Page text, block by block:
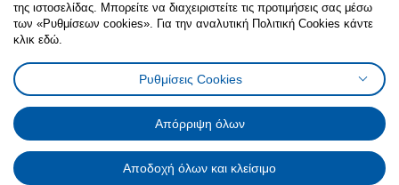
Πολιτική CookiesΔήλωση ψηφιακής προσβασιμότητας
Ρυθμίσεις cookiesΌροι Χρήσης
Γενική Πολιτική Προσωπικών Δεδομένων
Πολιτική Προσωπικών Δεδομένων για ΙΚΕΑ.gr
Κώδικας Καταναλωτικής Δεοντολογίας
της ιστοσελίδας. Μπορείτε να διαχειριστείτε τις προτιμήσεις σας μέσω
των «Ρυθμίσεων cookies». Για την αναλυτική Πολιτική Cookies κάντε
κλικ εδώ.
Ρυθμίσεις Cookies
Απόρριψη όλων
Αποδοχή όλων και κλείσιμο